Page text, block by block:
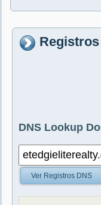
DNS Lookup
Ver Registros DNS